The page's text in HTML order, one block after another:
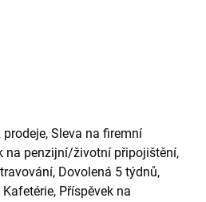
Sleva na firemní
na penzijní/životní připojištění,
Dovolená 5 týdnů,
Příspěvek na